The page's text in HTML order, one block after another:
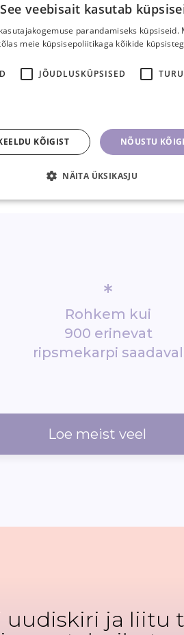
3,50 €
4,90 €
*
Rohkem kui
900 erinevat
ripsmekarpi saadaval
Loe meist veel
uudiskiri ja liitu
See veebisait kasutab
parandamiseks küpsiseid.
meie küpsisepoliitikaga kõikide
JÕUDLUSKÜPSISED
NÕUSTU
KÕIGIST
NÄITA ÜKSIKASJU